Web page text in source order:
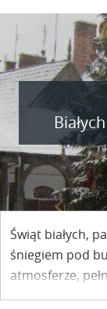
przez
– miało
Świąt białych,
śniegiem pod
atmosferze,
Świąt dających